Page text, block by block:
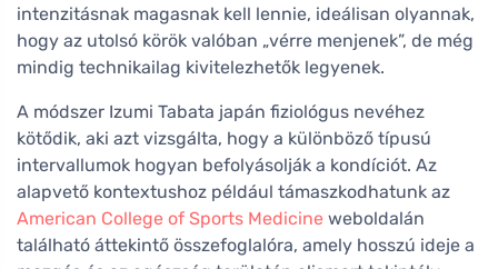
intenzitásnak magasnak kell lennie, ideálisan olyannak,
hogy az utolsó körök valóban „vérre menjenek”, de még
mindig technikailag kivitelezhetők legyenek.
A módszer Izumi Tabata japán fiziológus nevéhez
kötődik, aki azt vizsgálta, hogy a különböző típusú
intervallumok hogyan befolyásolják a kondíciót. Az
alapvető kontextushoz például támaszkodhatunk az
American College of Sports Medicine weboldalán
található áttekintő összefoglalóra, amely hosszú ideje a